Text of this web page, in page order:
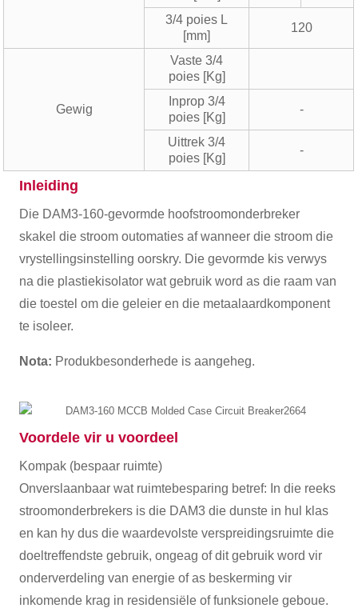
3/4 poies L
[mm]
120
Gewig
Vaste 3/4
poies [Kg]
Inprop 3/4
poies [Kg]
-
Uittrek 3/4
poies [Kg]
-
Inleiding
Die DAM3-160-gevormde hoofstroomonderbreker
skakel die stroom outomaties af wanneer die stroom die
vrystellingsinstelling oorskry. Die gevormde kis verwys
na die plastiekisolator wat gebruik word as die raam van
die toestel om die geleier en die metaalaardkomponent
te isoleer.
Nota: Produkbesonderhede is aangeheg.
Voordele vir u voordeel
Kompak (bespaar ruimte)
Onverslaanbaar wat ruimtebesparing betref: In die reeks
stroomonderbrekers is die DAM3 die dunste in hul klas
en kan hy dus die waardevolste verspreidingsruimte die
doeltreffendste gebruik, ongeag of dit gebruik word vir
onderverdeling van energie of as beskerming vir
inkomende krag in residensiële of funksionele geboue.